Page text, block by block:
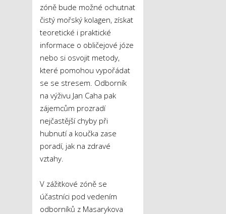
zóně bude možné ochutnat
čistý mořský kolagen, získat
teoretické i praktické
informace o obličejové józe
nebo si osvojit metody,
které pomohou vypořádat
se se stresem. Odborník
na výživu Jan Caha pak
zájemcům prozradí
nejčastější chyby při
hubnutí a koučka zase
poradí, jak na zdravé
vztahy.
V zážitkové zóně se
účastníci pod vedením
odborníků z Masarykova